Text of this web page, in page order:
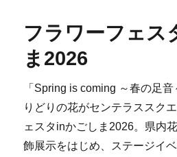
フラワーフェス
ま2026
「Spring is coming ～春の足
りどりの花がセンテラススク
ェスタinかごしま2026。県内
飾展示をはじめ、ステージイ